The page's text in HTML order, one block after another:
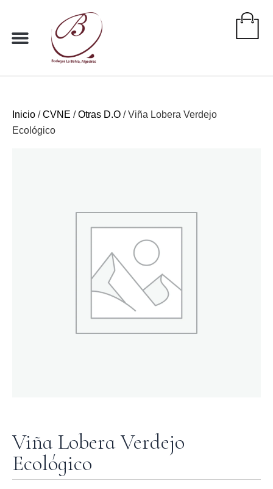
contenido
Inicio /CVNE /Otras D.O / Viña Lobera Verdejo
Ecológico
Viña Lobera Verdejo
Ecológico